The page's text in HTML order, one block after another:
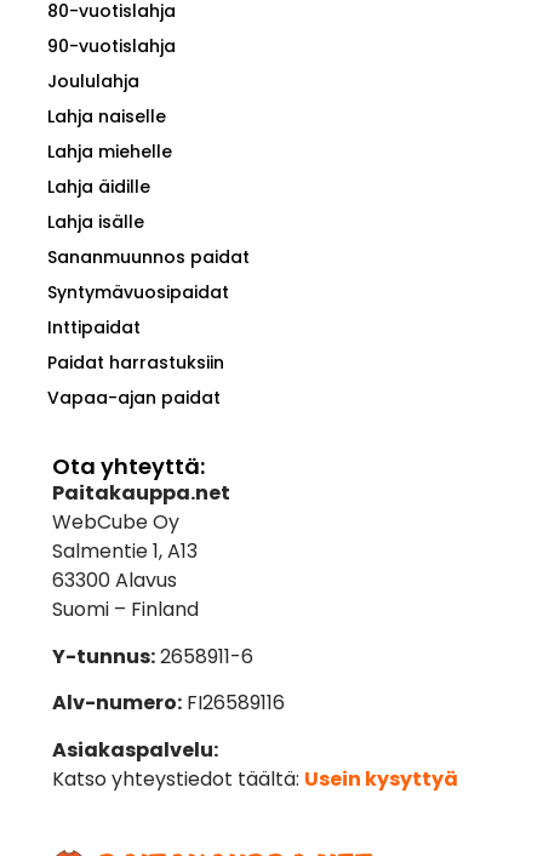
80-vuotislahja
90-vuotislahja
Joululahja
Lahja naiselle
Lahja miehelle
Lahja äidille
Lahja isälle
Sananmuunnos paidat
Syntymävuosipaidat
Inttipaidat
Paidat harrastuksiin
Vapaa-ajan paidat
Ota yhteyttä:
Paitakauppa.net
WebCube Oy
Salmentie 1, A13
63300 Alavus
Suomi – Finland
Y-tunnus:2658911-6
Alv-numero:FI26589116
Asiakaspalvelu:
Katso yhteystiedot täältä: Usein kysyttyä